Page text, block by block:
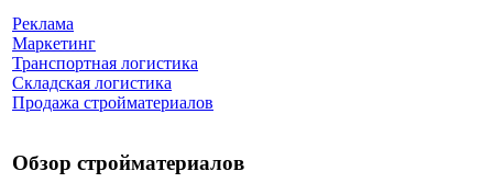
Реклама
Маркетинг
Транспортная логистика
Складская логистика
Продажа стройматериалов
Обзор стройматериалов